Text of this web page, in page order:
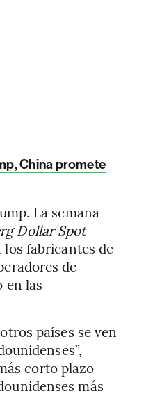
China promete
La semana
Dollar Spot
los fabricantes de
de
en las
países se ven
corto plazo
más